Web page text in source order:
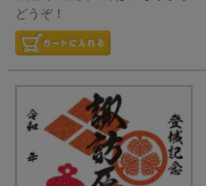
どうぞ！